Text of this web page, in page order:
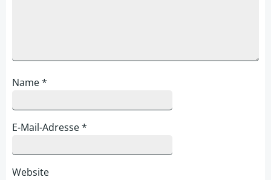
Name*
E-Mail-Adresse*
Website